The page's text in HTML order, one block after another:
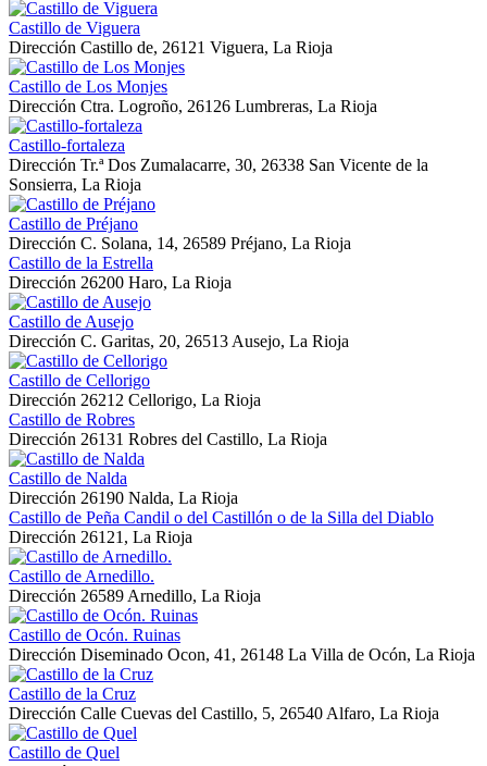
Castillo de Viguera
Dirección Castillo de, 26121 Viguera, La Rioja
Castillo de Los Monjes
Dirección Ctra. Logroño, 26126 Lumbreras, La Rioja
Castillo-fortaleza
Dirección Tr.ª Dos Zumalacarre, 30, 26338 San Vicente de la
Sonsierra, La Rioja
Castillo de Préjano
Dirección C. Solana, 14, 26589 Préjano, La Rioja
Castillo de la Estrella
Dirección 26200 Haro, La Rioja
Castillo de Ausejo
Dirección C. Garitas, 20, 26513 Ausejo, La Rioja
Castillo de Cellorigo
Dirección 26212 Cellorigo, La Rioja
Castillo de Robres
Dirección 26131 Robres del Castillo, La Rioja
Castillo de Nalda
Dirección 26190 Nalda, La Rioja
Castillo de Peña Candil o del Castillón o de la Silla del Diablo
Dirección 26121, La Rioja
Castillo de Arnedillo.
Dirección 26589 Arnedillo, La Rioja
Castillo de Ocón. Ruinas
Dirección Diseminado Ocon, 41, 26148 La Villa de Ocón, La Rioja
Castillo de la Cruz
Dirección Calle Cuevas del Castillo, 5, 26540 Alfaro, La Rioja
Castillo de Quel